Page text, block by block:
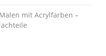
mit Acrylfarben –